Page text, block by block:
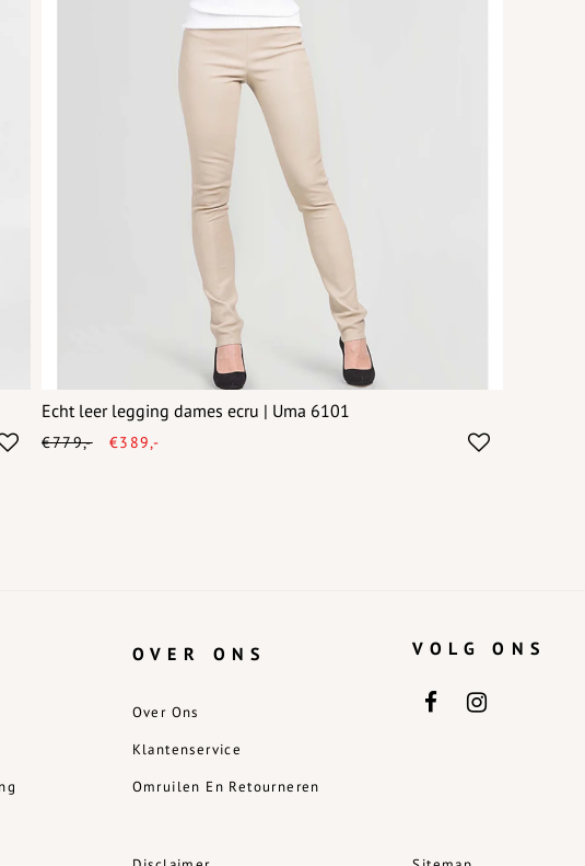
Echt leer legging dames ecru | Uma 6101
€779,- €389,-
OVER ONS
Over Ons
Klantenservice
Omruilen En Retourneren
VOLG ONS